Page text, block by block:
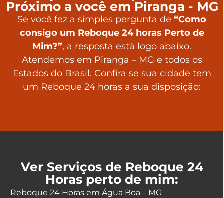
Próximo a você em Piranga - MG
Se você fez a simples pergunta de “Como
consigo um Reboque 24 horas Perto de
Mim?”, a resposta está logo abaixo.
Atendemos em Piranga – MG e todos os
Estados do Brasil. Confira se sua cidade tem
um Reboque 24 horas a sua disposição:
Ver Serviços de Reboque 24
Horas perto de mim:
Reboque 24 Horas em Água Boa – MG